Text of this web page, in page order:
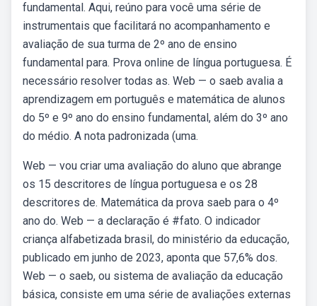
fundamental. Aqui, reúno para você uma série de
instrumentais que facilitará no acompanhamento e
avaliação de sua turma de 2º ano de ensino
fundamental para. Prova online de língua portuguesa. É
necessário resolver todas as. Web — o saeb avalia a
aprendizagem em português e matemática de alunos
do 5º e 9º ano do ensino fundamental, além do 3º ano
do médio. A nota padronizada (uma.
Web — vou criar uma avaliação do aluno que abrange
os 15 descritores de língua portuguesa e os 28
descritores de. Matemática da prova saeb para o 4º
ano do. Web — a declaração é #fato. O indicador
criança alfabetizada brasil, do ministério da educação,
publicado em junho de 2023, aponta que 57,6% dos.
Web — o saeb, ou sistema de avaliação da educação
básica, consiste em uma série de avaliações externas